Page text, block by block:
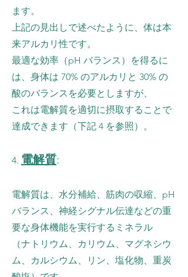
ます。
上記の見出しで述べたように、体は本
来アルカリ性です。
最適な効率（pH バランス）を得るに
は、身体は 70% のアルカリと 30% の
酸のバランスを必要としますが、
これは電解質を適切に摂取することで
達成できます（下記 4 を参照）。
4. 電解質:
電解質は、水分補給、筋肉の収縮、pH
バランス、神経シグナル伝達などの重
要な身体機能を実行するミネラル
（ナトリウム、カリウム、マグネシウ
ム、カルシウム、リン、塩化物、重炭